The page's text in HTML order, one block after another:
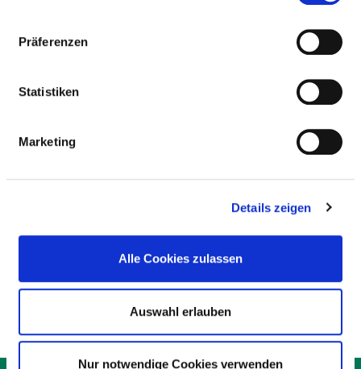
Präferenzen
Statistiken
Marketing
Details zeigen
Alle Cookies zulassen
Auswahl erlauben
Nur notwendige Cookies verwenden
NOTFALLVERSORGUNG
NOTFALLVERSORGUNGSSTUFEN
HINWEIS NOTFALLVERSORGUNG